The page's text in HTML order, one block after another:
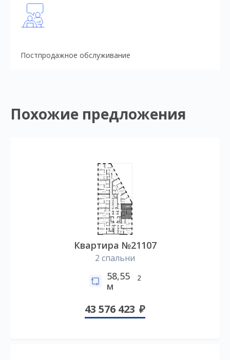
Постпродажное обслуживание
Похожие предложения
Квартира №21107
2 спальни
58,55
м
2
43 576 423